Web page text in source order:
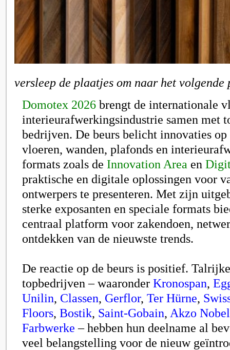
versleep de plaatjes om naar het
Domotex 2026 brengt de internationale
interieurafwerkingsindustrie samen met
bedrijven. De beurs belicht innovaties op
vloeren, wanden, plafonds en
formats zoals de Innovation Area en
praktische en digitale oplossingen voor
ontwerpers te presenteren. Met zijn
sterke exposanten en speciale formats
centraal platform voor zakendoen,
ontdekken van de nieuwste trends.
De reactie op de beurs is positief.
topbedrijven – waaronder Kronospan,
Unilin, Classen, Gerflor, Ter Hürne,
Floors, Bostik, Saint-Gobain, Akzo Nobel
Farbwerke – hebben hun deelname al
veel belangstelling voor de nieuw